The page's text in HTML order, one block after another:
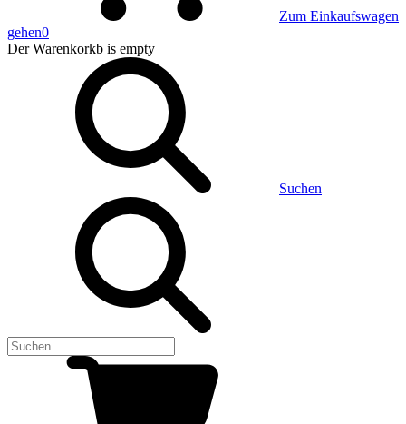
Zum Einkaufswagen
gehen0
Der Warenkorkb is empty
Suchen